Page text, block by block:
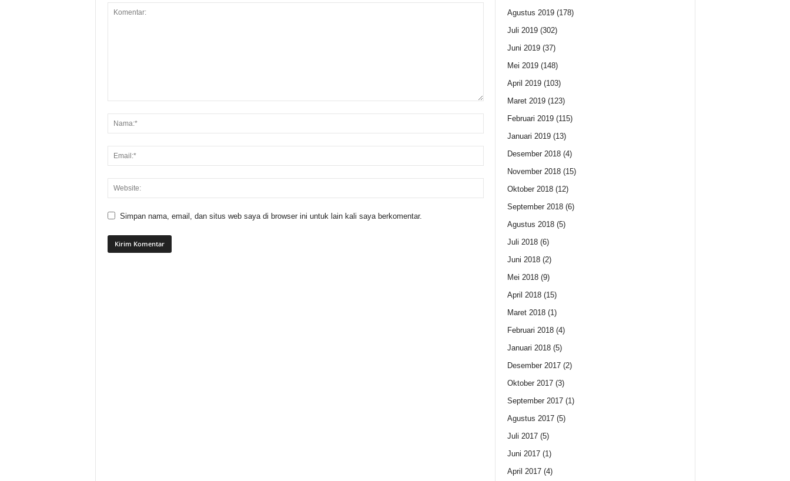
Simpan nama, email, dan situs web saya di browser ini untuk lain kali saya berkomentar.
Agustus 2019(178)
Juli 2019(302)
Juni 2019(37)
Mei 2019(148)
April 2019(103)
Maret 2019(123)
Februari 2019(115)
Januari 2019(13)
Desember 2018(4)
November 2018(15)
Oktober 2018(12)
September 2018(6)
Agustus 2018(5)
Juli 2018(6)
Juni 2018(2)
Mei 2018(9)
April 2018(15)
Maret 2018(1)
Februari 2018(4)
Januari 2018(5)
Desember 2017(2)
Oktober 2017(3)
September 2017(1)
Agustus 2017(5)
Juli 2017(5)
Juni 2017(1)
April 2017(4)